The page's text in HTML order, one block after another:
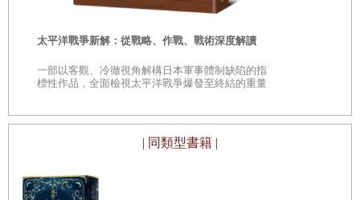
和探究。而我，這個有著大把無聊時光的行走者、記錄者，
願意花上幾年時光去見證一條道路的從無到有、開天闢地，
之，在完成我的處女作《天降》後，我想再拍一部紀錄片，
實的中國式「公路片」。
好在沒過多久，隨著越來越多的外地修路民工來到中夥鋪
太平洋戰爭新解：從戰略、作戰、戰術深度解讀
一部以客觀、冷徹視角解構日本軍事體制缺陷的指
標性作品，全面檢視太平洋戰爭爆發至終結的重量
| 同類型書籍 |